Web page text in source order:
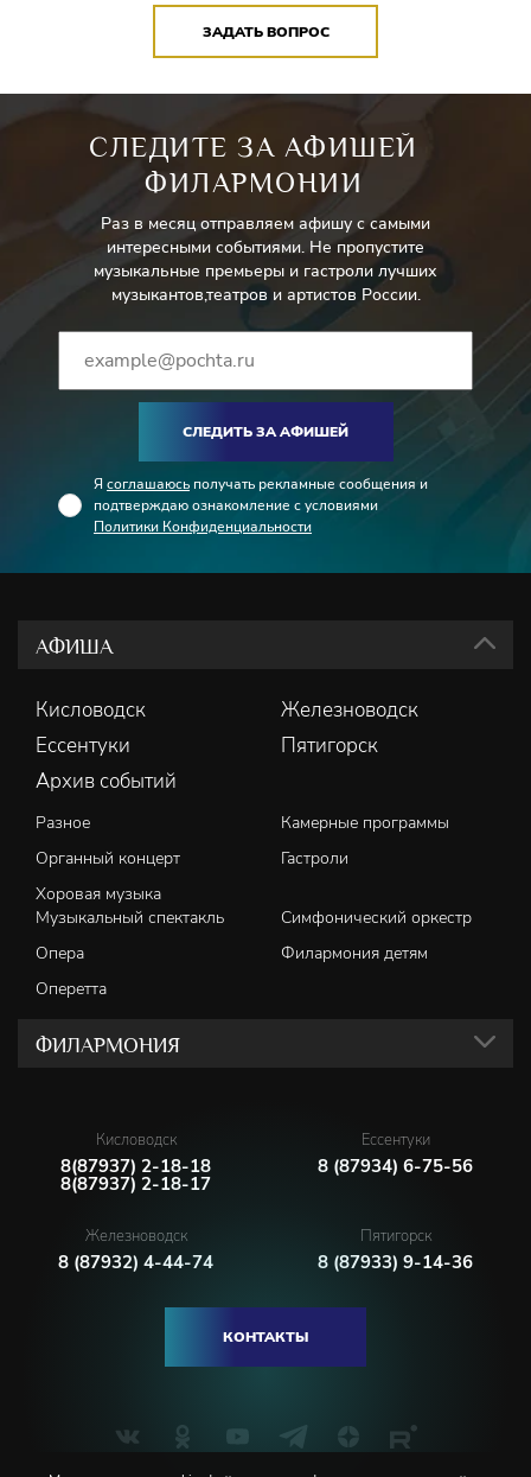
ЗАДАТЬ ВОПРОС
СЛЕДИТЕ ЗА АФИШЕЙ
ФИЛАРМОНИИ
Раз в месяц отправляем афишу с самыми
интересными событиями. Не пропустите
музыкальные премьеры и гастроли лучших
музыкантов,театров и артистов России.
СЛЕДИТЬ ЗА АФИШЕЙ
Я соглашаюсь получать рекламные сообщения и
подтверждаю ознакомление с условиями
Политики Конфиденциальности
АФИША
Кисловодск
Железноводск
Ессентуки
Пятигорск
Архив событий
Разное
Камерные программы
Органный концерт
Гастроли
Хоровая музыка
Музыкальный спектакль
Симфонический оркестр
Опера
Филармония детям
Оперетта
ФИЛАРМОНИЯ
Кисловодск
8(87937) 2-18-18
8(87937) 2-18-17
Ессентуки
8 (87934) 6-75-56
Железноводск
8 (87932) 4-44-74
Пятигорск
8 (87933) 9-14-36
КОНТАКТЫ